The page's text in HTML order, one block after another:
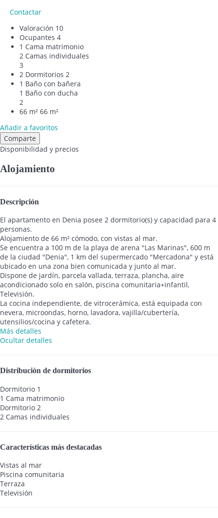
Contactar
Valoración 10
Ocupantes 4
1 Cama matrimonio
2 Camas individuales
3
2 Dormitorios 2
1 Baño con bañera
1 Baño con ducha
2
66 m² 66 m²
Añadir a favoritos
Comparte
Disponibilidad y precios
Alojamiento
Descripción
El apartamento en Denia posee 2 dormitorio(s) y capacidad para 4
personas.
Alojamiento de 66 m² cómodo, con vistas al mar.
Se encuentra a 100 m de la playa de arena "Las Marinas", 600 m
de la ciudad "Denia", 1 km del supermercado "Mercadona" y está
ubicado en una zona bien comunicada y junto al mar.
Dispone de jardín, parcela vallada, terraza, plancha, aire
acondicionado solo en salón, piscina comunitaria+infantil,
Televisión.
La cocina independiente, de vitrocerámica, está equipada con
nevera, microondas, horno, lavadora, vajilla/cubertería,
utensilios/cocina y cafetera.
Más detalles
Ocultar detalles
Distribución de dormitorios
Dormitorio 1
1 Cama matrimonio
Dormitorio 2
2 Camas individuales
Características más destacadas
Vistas al mar
Piscina comunitaria
Terraza
Televisión